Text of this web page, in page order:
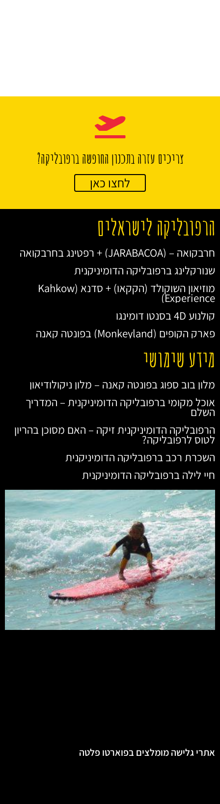
צריכים עזרה בתכנון החופשה ברפובליקה?
לחצו כאן
הרפובליקה לישראלים
חרבקואה – (JARABACOA) + רפטינג בחרבקואה
שנורקלינג ברפובליקה הדומיניקנית
מוזיאון השוקולד (הקקאו) + סדנא (Kahkow
Experience)
קולנוע 4D בסנטו דומינגו
פארק הקופים (Monkeyland) בפונטה קאנה
מידע שימושי
מלון בוב ספוג בפונטה קאנה – מלון ניקולודיאון
אוכל מקומי ברפובליקה הדומיניקנית – המדריך
השלם
הרפובליקה הדומיניקנית זיקה – האם מסוכן בהריון
לטוס לרפובליקה?
השכרת רכב ברפובליקה הדומיניקנית
חיי לילה ברפובליקה הדומיניקנית
אתרי גלישה מומלצים בפוארטו פלטה